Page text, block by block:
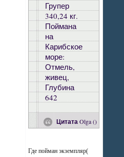
Цитата Olga()
Групер
340,24 кг.
Поймана
на
Карибское
море:
Отмель,
живец,
Глубина
642
Где пойман экземпляр(